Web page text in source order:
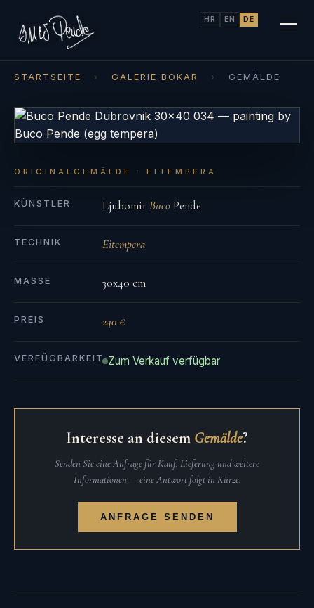
HR EN DE
STARTSEITE › GALERIE BOKAR › GEMÄLDE
ORIGINALGEMÄLDE · EITEMPERA
KÜNSTLER LjubomirBucoPende
TECHNIK Eitempera
MASSE 30x40 cm
PREIS 240 €
VERFÜGBARKEIT Zum Verkauf verfügbar
Interesse an diesem Gemälde?
Senden Sie eine Anfrage für Kauf, Lieferung und weitere
Informationen — eine Antwort folgt in Kürze.
ANFRAGE SENDEN